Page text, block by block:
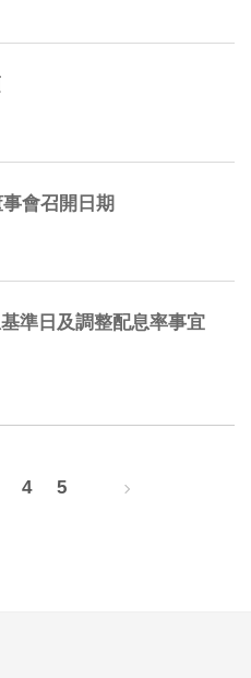
會召開日期
準日及調整配息率事宜
4 5